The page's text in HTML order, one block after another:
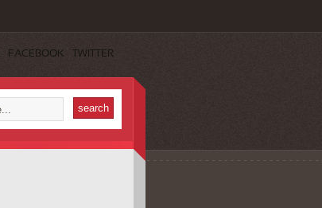
FACEBOOK TWITTER